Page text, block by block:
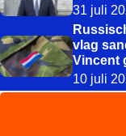
31 juli
vlag
Vincent
10 juli